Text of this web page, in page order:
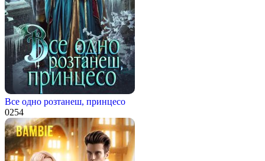
Все одно розтанеш, принцесо
0254